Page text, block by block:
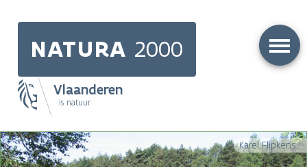
NATURA 2000
Vlaanderen
is natuur
Main
navigation
Karel Flipkens